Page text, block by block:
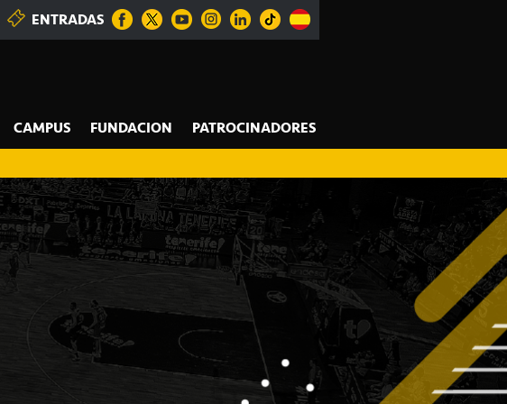
ENTRADAS
CAMPUS FUNDACION PATROCINADORES